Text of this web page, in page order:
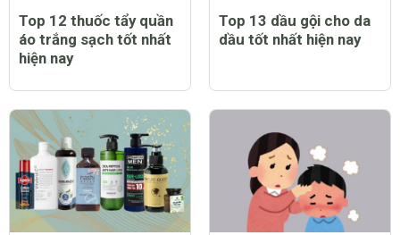
Top 12 thuốc tẩy quần
áo trắng sạch tốt nhất
hiện nay
Top 13 dầu gội cho da
dầu tốt nhất hiện nay